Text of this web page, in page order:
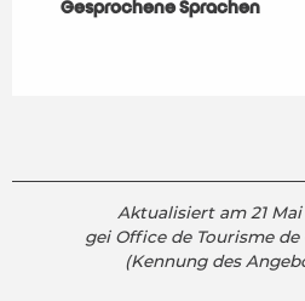
Gesprochene Sprachen
Gesprochene Sprachen
Aktualisiert am 21 Mai
gei Office de Tourisme
(Kennung des